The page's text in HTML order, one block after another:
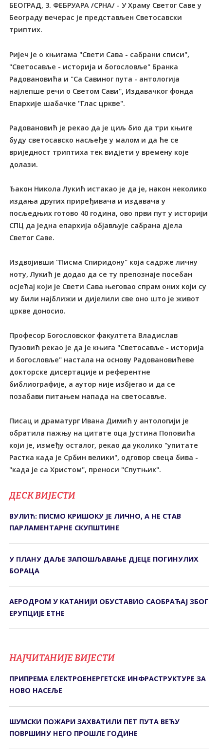
БЕОГРАД, 3. ФЕБРУАРА /СРНА/ - У Храму Светог Саве у
Београду вечерас је представљен Светосавски
триптих.
Ријеч је о књигама "Свети Сава - сабрани списи",
"Светосавље - историја и богословље" Бранка
Радовановића и "Са Савиног пута - антологија
најлепше речи о Светом Сави", Издавачког фонда
Епархије шабачке "Глас цркве".
Радовановић је рекао да је циљ био да три књиге
буду светосавско насљеђе у малом и да ће се
вриједност триптиха тек видјети у времену које
долази.
Ђакон Никола Лукић истакао је да је, након неколико
издања других приређивача и издавача у
посљедњих готово 40 година, ово први пут у историји
СПЦ да једна епархија објављује сабрана дјела
Светог Саве.
Издвојивши "Писма Спиридону" која садрже личну
ноту, Лукић је додао да се ту препознаје посебан
осјећај који је Свети Сава његовао спрам оних који су
му били најближи и дијелили све оно што је живот
цркве доносио.
Професор Богословског факултета Владислав
Пузовић рекао је да је књига "Светосавље - историја
и богословље" настала на основу Радовановићеве
докторске дисертације и референтне
библиографије, а аутор није избјегао и да се
позабави питањем напада на светосавље.
Писац и драматург Ивана Димић у антологији је
обратила пажњу на цитате оца Јустина Поповића
који је, између осталог, рекао да уколико "упитате
Растка када је Србин велики", одговор свеца бива -
"када је са Христом", преноси "Спутњик".
ДЕСК ВИЈЕСТИ
ВУЛИЋ: ПИСМО КРИШОКУ ЈЕ ЛИЧНО, А НЕ СТАВ
ПАРЛАМЕНТАРНЕ СКУПШТИНЕ
У ПЛАНУ ДАЉЕ ЗАПОШЉАВАЊЕ ДЈЕЦЕ ПОГИНУЛИХ
БОРАЦА
АЕРОДРОМ У КАТАНИЈИ ОБУСТАВИО САОБРАЋАЈ ЗБОГ
ЕРУПЦИЈЕ ЕТНЕ
НАЈЧИТАНИЈЕ ВИЈЕСТИ
ПРИПРЕМА ЕЛЕКТРОЕНЕРГЕТСКЕ ИНФРАСТРУКТУРЕ ЗА
НОВО НАСЕЉЕ
ШУМСКИ ПОЖАРИ ЗАХВАТИЛИ ПЕТ ПУТА ВЕЋУ
ПОВРШИНУ НЕГО ПРОШЛЕ ГОДИНЕ